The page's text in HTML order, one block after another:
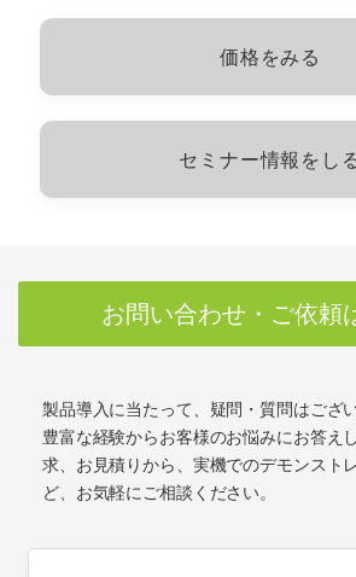
価格をみる
セミナー情報をし
お問い合わせ・ご依頼
製品導入に当たって、疑問・質問はござ
豊富な経験からお客様のお悩みにお答え
求、お見積りから、実機でのデモンスト
ど、お気軽にご相談ください。